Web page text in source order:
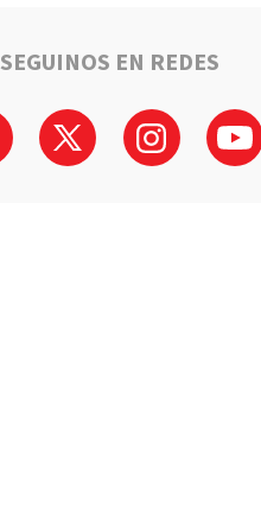
SEGUINOS EN REDES